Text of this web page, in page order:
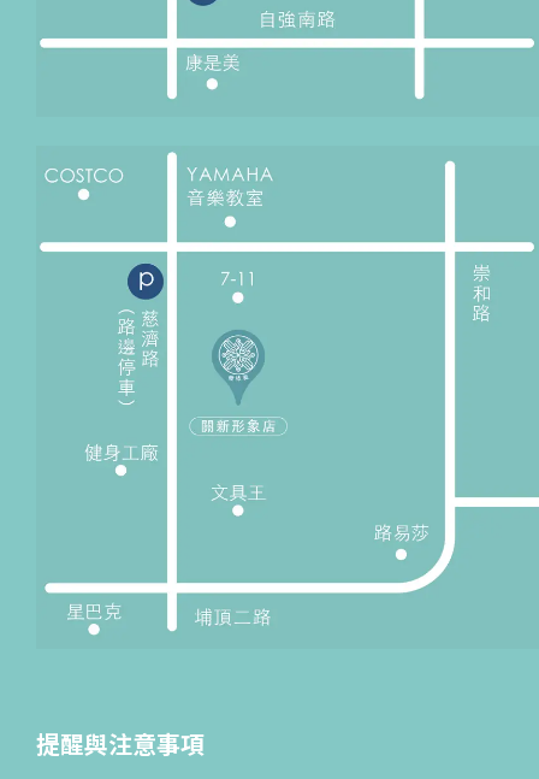
提醒與注意事項